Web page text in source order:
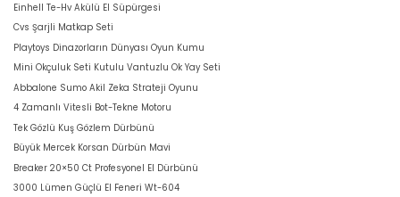
Einhell Te-Hv Akülü El Süpürgesi
Cvs Şarjli Matkap Seti
Playtoys Dinazorların Dünyası Oyun Kumu
Mini Okçuluk Seti Kutulu Vantuzlu Ok Yay Seti
Abbalone Sumo Akil Zeka Strateji Oyunu
4 Zamanlı Vitesli Bot-Tekne Motoru
Tek Gözlü Kuş Gözlem Dürbünü
Büyük Mercek Korsan Dürbün Mavi
Breaker 20×50 Ct Profesyonel El Dürbünü
3000 Lümen Güçlü El Feneri Wt-604